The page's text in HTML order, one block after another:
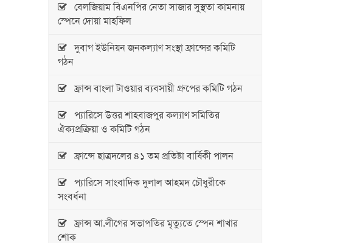
বেলজিয়াম বিএনপির নেতা সাজার সুস্থতা কামনায়
স্পেনে দোয়া মাহফিল
দুবাগ ইউনিয়ন জনকল্যাণ সংস্থা ফ্রান্সের কমিটি
গঠন
ফ্রান্স বাংলা টাওয়ার ব্যবসায়ী গ্রুপের কমিটি গঠন
প্যারিসে উত্তর শাহবাজপুর কল্যাণ সমিতির
ঐক্যপ্রক্রিয়া ও কমিটি গঠন
ফ্রান্সে ছাত্রদলের ৪১ তম প্রতিষ্টা বার্ষিকী পালন
প্যারিসে সাংবাদিক দুলাল আহমদ চৌধুরীকে
সংবর্ধনা
ফ্রান্স আ.লীগের সভাপতির মৃত্যুতে স্পেন শাখার
শোক